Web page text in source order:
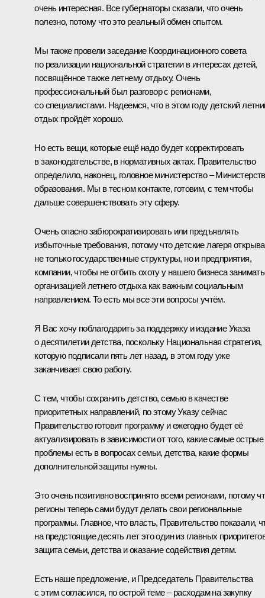
очень интересная. Все губернаторы сказали, что очень
полезно, потому что это реальный обмен опытом.
Мы также провели заседание Координационного совета
по реализации национальной стратегии в интересах детей,
посвящённое также летнему отдыху. Очень
профессиональный был разговор с регионами,
со специалистами. Надеемся, что в этом году детский
отдых пройдёт хорошо.
Но есть вещи, которые ещё надо будет корректировать
в законодательстве, в нормативных актах. Правительство
определило, наконец, головное министерство –
образования. Мы в тесном контакте, готовим, с тем чтобы
дальше совершенствовать эту сферу.
Очень опасно забюрократизировать или предъявлять
избыточные требования, потому что детские лагеря
не только государственные структуры, но и предприятия,
компании, чтобы не отбить охоту у нашего бизнеса
организацией летнего отдыха как важным социальным
направлением. То есть мы все эти вопросы учтём.
Я Вас хочу поблагодарить за поддержку и издание Указа
о десятилетии детства, поскольку Национальная стратегия,
которую подписали пять лет назад, в этом году уже
заканчивает свою работу.
С тем, чтобы сохранить детство, семью в качестве
приоритетных направлений, по этому Указу сейчас
Правительство готовит программу и ежегодно будет её
актуализировать в зависимости от того, какие самые острые
проблемы есть в вопросах семьи, детства, какие формы
дополнительной защиты нужны.
Это очень позитивно воспринято всеми регионами, потому
регионы теперь сами будут делать свои региональные
программы. Главное, что власть, Правительство показали,
на предстоящие десять лет это один из главных
защита семьи, детства и оказание содействия детям.
Есть наше предложение, и Председатель Правительства
с этим согласился, по острой теме – расходам на закупку